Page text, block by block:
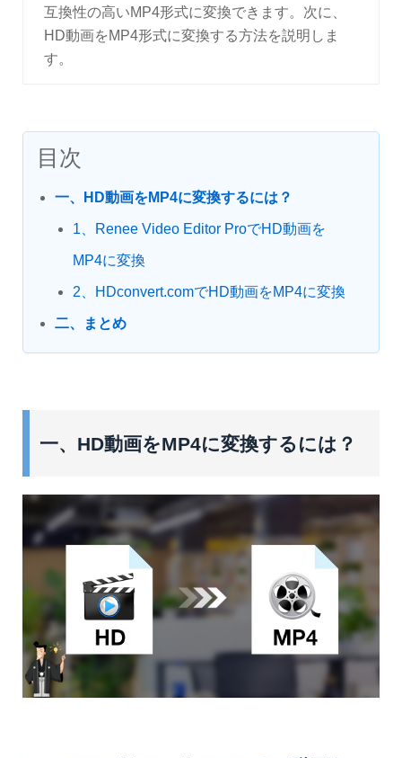
互換性の高いMP4形式に変換できます。次に、
HD動画をMP4形式に変換する方法を説明しま
す。
目次
一、HD動画をMP4に変換するには？
1、Renee Video Editor ProでHD動画を
MP4に変換
2、HDconvert.comでHD動画をMP4に変換
二、まとめ
一、HD動画をMP4に変換するには？